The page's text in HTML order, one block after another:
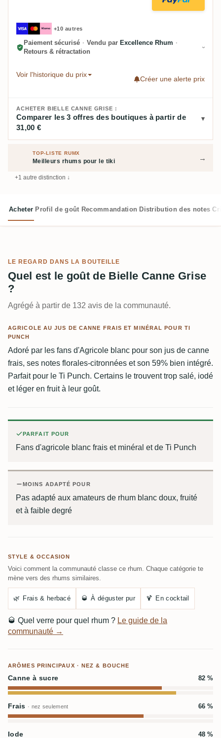
+10 autres
Paiement sécurisé · Vendu par Excellence Rhum ·
Retours & rétractation
Voir l'historique du prix
Créer une alerte prix
ACHETER BIELLE CANNE GRISE :
Comparer les 3 offres des boutiques à partir de
31,00 €
TOP-LISTE RUMX
Meilleurs rhums pour le tiki →
+1 autre distinction ↓
Acheter Profil de goût Recommandation Distribution des notes
LE REGARD DANS LA BOUTEILLE
Quel est le goût de Bielle Canne Grise
?
Agrégé à partir de 132 avis de la communauté.
AGRICOLE AU JUS DE CANNE FRAIS ET MINÉRAL POUR TI
PUNCH
Adoré par les fans d'Agricole blanc pour son jus de canne
frais, ses notes florales-citronnées et son 59% bien intégré.
Parfait pour le Ti Punch. Certains le trouvent trop salé, iodé
et léger en fruit à leur goût.
PARFAIT POUR
Fans d'agricole blanc frais et minéral et de Ti Punch
MOINS ADAPTÉ POUR
Pas adapté aux amateurs de rhum blanc doux, fruité
et à faible degré
STYLE & OCCASION
Voici comment la communauté classe ce rhum. Chaque catégorie te
mène vers des rhums similaires.
🌿 Frais & herbacé 🥃 À déguster pur 🍹 En cocktail
🥃 Quel verre pour quel rhum ? Le guide de la
communauté →
ARÔMES PRINCIPAUX · NEZ & BOUCHE
Canne à sucre 82 %
Frais · nez seulement 66 %
Iode 48 %